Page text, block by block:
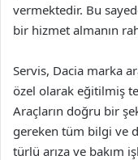
vermektedir. Bu
bir hizmet almanın
Servis, Dacia marka
özel olarak eğitilmiş
Araçların doğru bir
gereken tüm bilgi ve
türlü arıza ve bakım